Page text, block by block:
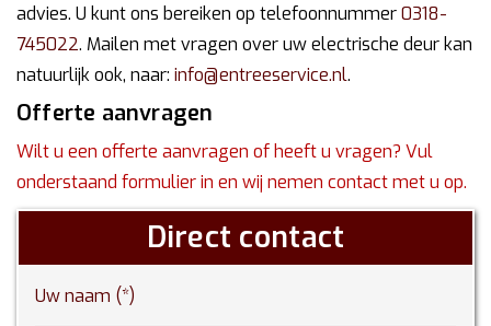
advies. U kunt ons bereiken op telefoonnummer0318-
745022. Mailen met vragen over uw electrische deur kan
natuurlijk ook, naar: info@entreeservice.nl.
Offerte aanvragen
Wilt u een offerte aanvragen of heeft u vragen? Vul
onderstaand formulier in en wij nemen contact met u op.
Direct contact
Uw naam (*)